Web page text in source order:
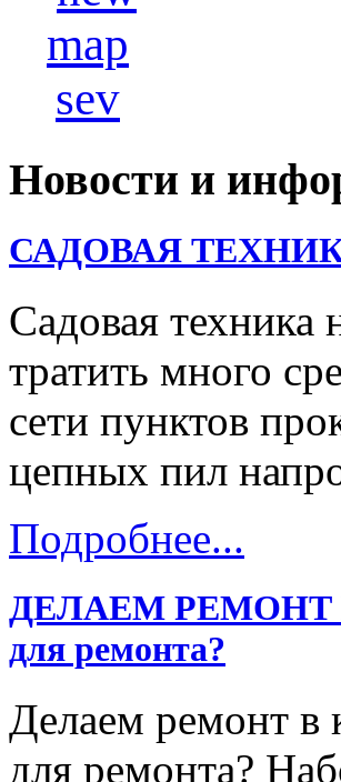
Новости и
САДОВАЯ
Садовая техника
тратить много
сети пунктов
цепных пил
Подробнее...
ДЕЛАЕМ РЕМОНТ В
для ремонта?
Делаем ремонт в
для ремонта?